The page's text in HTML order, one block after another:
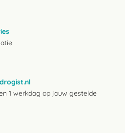
1 werkdag op jouw gestelde